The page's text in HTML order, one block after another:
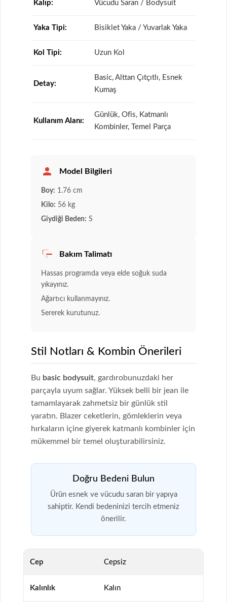
Kalıp: Vücudu Saran / Bodysuit
Yaka Tipi: Bisiklet Yaka / Yuvarlak Yaka
Kol Tipi: Uzun Kol
Detay:
Basic, Alttan Çıtçıtlı, Esnek
Kumaş
Kullanım Alanı:
Günlük, Ofis, Katmanlı
Kombinler, Temel Parça
Model Bilgileri
Boy: 1.76 cm
Kilo: 56 kg
Giydiği Beden: S
Bakım Talimatı
Hassas programda veya elde soğuk suda
yıkayınız.
Ağartıcı kullanmayınız.
Sererek kurutunuz.
Stil Notları & Kombin Önerileri
Bu basic bodysuit, gardırobunuzdaki her
parçayla uyum sağlar. Yüksek belli bir jean ile
tamamlayarak zahmetsiz bir günlük stil
yaratın. Blazer ceketlerin, gömleklerin veya
hırkaların içine giyerek katmanlı kombinler için
mükemmel bir temel oluşturabilirsiniz.
Doğru Bedeni Bulun
Ürün esnek ve vücudu saran bir yapıya
sahiptir. Kendi bedeninizi tercih etmeniz
önerilir.
Cep Cepsiz
Kalınlık Kalın